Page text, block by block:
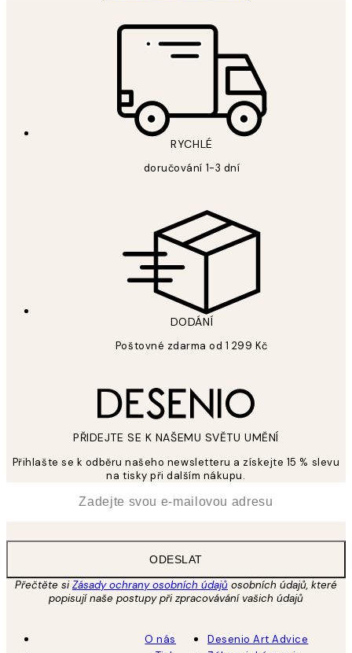
RYCHLÉ
doručování 1-3 dní
DODÁNÍ
Poštovné zdarma od 1 299 Kč
PŘIDEJTE SE K NAŠEMU SVĚTU UMĚNÍ
Přihlašte se k odběru našeho newsletteru a získejte 15 % slevu
na tisky při dalším nákupu.
ODESLAT
Přečtěte siZásady ochrany osobních údajů osobních údajů, které
popisují naše postupy při zpracovávání vašich údajů
O nás
Desenio Art Advice